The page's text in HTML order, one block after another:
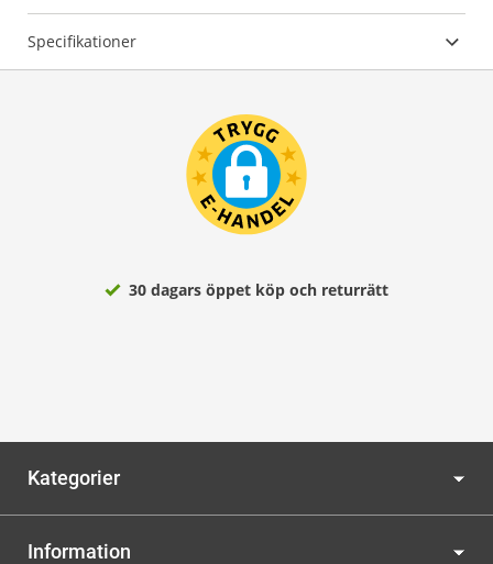
Specifikationer
30 dagars öppet köp och returrätt
Kategorier
Information